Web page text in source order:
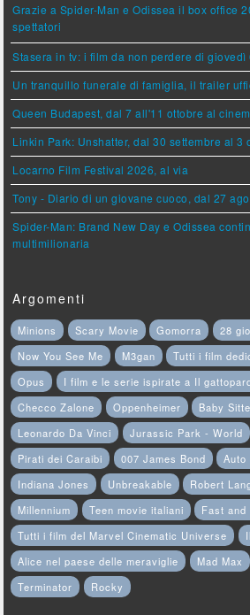
Grazie a Spider-Man e Odissea il box office
spettatori
Stasera in tv: i film da non perdere di giovedì
Un tranquillo funerale di famiglia, il trailer
Queen Budapest, dal 7 all'11 ottobre al
Linkin Park: Unshatter, dal 30 settembre al 3
Locarno Film Festival 2026, al via
Tony - Diario di un giovane cuoco, dal 27
Spider-Man: Brand New Day e Odissea
multimilionaria
Argomenti
Minions Scary Movie Gomorra
28
Now You See Me
M3gan
Tutti i film
Opus
I film e le serie ispirate a Il
Checco Zalone
Oppenheimer Baby
Leonardo Da Vinci
Jurassic Park - World
Pirati dei Caraibi
007 James Bond Auto
Indiana Jones
Unbreakable Robert
Millennium
Teen movie italiani
Fast and
Tutti i film del Marvel Cinematic Universe
Alice nel paese delle meraviglie
Mad Max
Terminator
Rocky